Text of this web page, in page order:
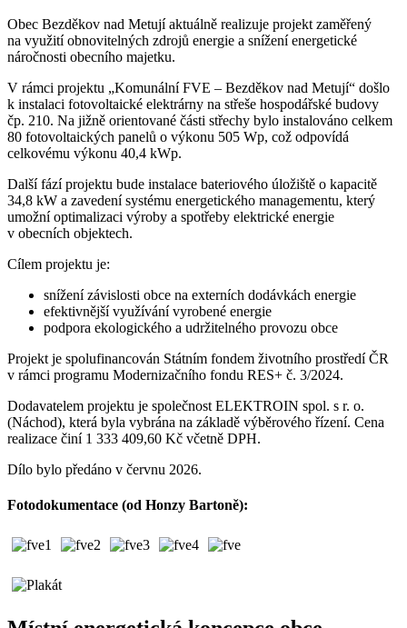
Obec Bezděkov nad Metují aktuálně realizuje projekt zaměřený
na využití obnovitelných zdrojů energie a snížení energetické
náročnosti obecního majetku.
V rámci projektu „Komunální FVE – Bezděkov nad Metují“ došlo
k instalaci fotovoltaické elektrárny na střeše hospodářské budovy
čp. 210. Na jižně orientované části střechy bylo instalováno celkem
80 fotovoltaických panelů o výkonu 505 Wp, což odpovídá
celkovému výkonu 40,4 kWp.
Další fází projektu bude instalace bateriového úložiště o kapacitě
34,8 kW a zavedení systému energetického managementu, který
umožní optimalizaci výroby a spotřeby elektrické energie
v obecních objektech.
Cílem projektu je:
snížení závislosti obce na externích dodávkách energie
efektivnější využívání vyrobené energie
podpora ekologického a udržitelného provozu obce
Projekt je spolufinancován Státním fondem životního prostředí ČR
v rámci programu Modernizačního fondu RES+ č. 3/2024.
Dodavatelem projektu je společnost ELEKTROIN spol. s r. o.
(Náchod), která byla vybrána na základě výběrového řízení. Cena
realizace činí 1 333 409,60 Kč včetně DPH.
Dílo bylo předáno v červnu 2026.
Fotodokumentace (od Honzy Bartoně):